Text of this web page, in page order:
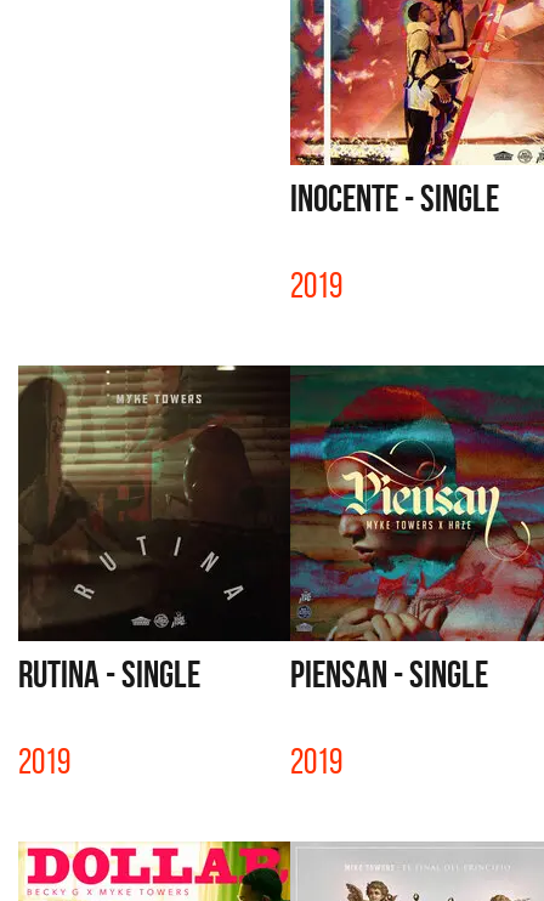
INOCENTE - SINGLE
2019
RUTINA - SINGLE
2019
PIENSAN - SINGLE
2019